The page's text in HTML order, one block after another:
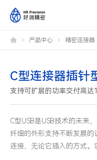
连
产品中心 精密连接器
C型连接器插针
支持可扩展的功率交付高达
C型USB是USB技术的未来
纤细的外形支持不断发展
连接，无论它插入的方式。